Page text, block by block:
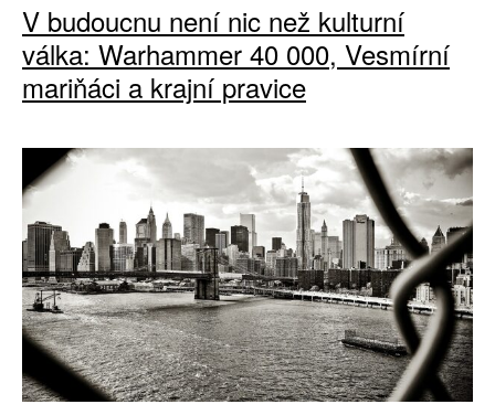
V budoucnu není nic než kulturní
válka: Warhammer 40 000, Vesmírní
mariňáci a krajní pravice